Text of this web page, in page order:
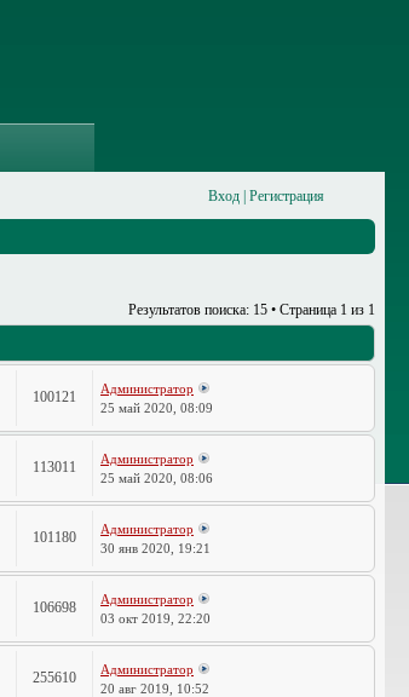
Вход Регистрация
Результатов поиска: 15 • Страница 1 из 1
100121
Администратор
25 май 2020, 08:09
113011
Администратор
25 май 2020, 08:06
101180
Администратор
30 янв 2020, 19:21
106698
Администратор
03 окт 2019, 22:20
255610
Администратор
20 авг 2019, 10:52